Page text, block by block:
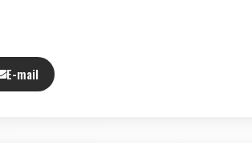
E-mail